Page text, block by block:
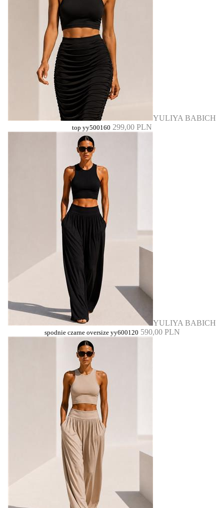
YULIYA BABICH
top yy500160 299,00 PLN
YULIYA BABICH
spodnie czarne oversize yy600120 590,00 PLN